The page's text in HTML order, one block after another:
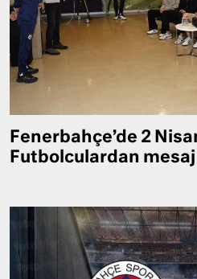
Fenerbahçe’de 2
Futbolculardan mesaj